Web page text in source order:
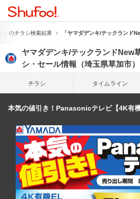
」のチラシ検索結果 「ヤマダデンキ/テックランド
ヤマダデンキ/テックランドNew
シ・セール情報（埼玉県草加市）
チラシ タイム ライン
本気の値引き！Panasonicテレビ【4K有機